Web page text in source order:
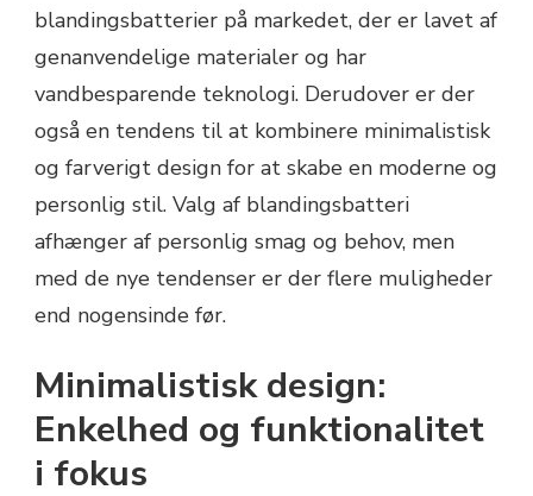
blandingsbatterier på markedet, der er lavet af
genanvendelige materialer og har
vandbesparende teknologi. Derudover er der
også en tendens til at kombinere minimalistisk
og farverigt design for at skabe en moderne og
personlig stil. Valg af blandingsbatteri
afhænger af personlig smag og behov, men
med de nye tendenser er der flere muligheder
end nogensinde før.
Minimalistisk design:
Enkelhed og funktionalitet
i fokus